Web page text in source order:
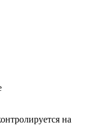
на